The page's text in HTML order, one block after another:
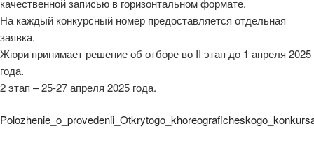
На каждый конкурсный номер предоставляется отдельная
заявка.
Жюри принимает решение об отборе во II этап до 1 апреля 2025
года.
2 этап – 25-27 апреля 2025 года.